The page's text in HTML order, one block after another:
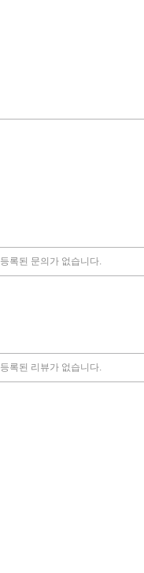
등록된 문의가 없습니다.
등록된 리뷰가 없습니다.